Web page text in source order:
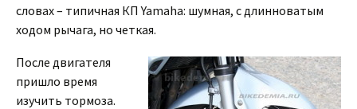
словах – типичная КП Yamaha: шумная, с длинноватым
ходом рычага, но четкая.
После двигателя
пришло время
изучить тормоза.